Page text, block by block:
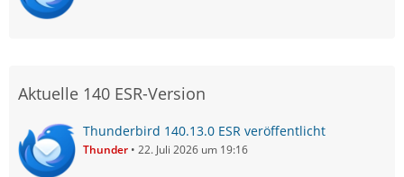
Aktuelle 140 ESR-Version
Thunderbird 140.13.0 ESR veröffentlicht
Thunder 22. Juli 2026 um 19:16